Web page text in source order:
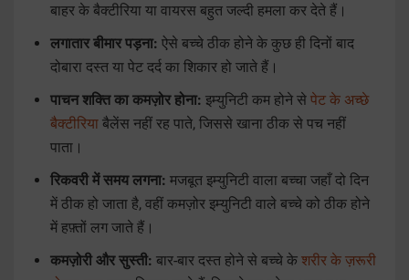
बाहर के बैक्टीरिया या वायरस बहुत जल्दी हमला कर देते हैं।
लगातार बीमार पड़ना: ऐसे बच्चे ठीक होने के कुछ ही दिनों बाद
दोबारा दस्त या पेट दर्द का शिकार हो जाते हैं।
पाचन शक्ति का कमज़ोर होना: इम्युनिटी कम होने से पेट के अच्छे
बैक्टीरिया बैलेंस नहीं रह पाते, जिससे खाना ठीक से पच नहीं
पाता।
रिकवरी में समय लगना: मजबूत इम्युनिटी वाला बच्चा जहाँ दो दिन
में ठीक हो जाता है, वहीं कमज़ोर इम्युनिटी वाले बच्चे को ठीक होने
में हफ़्तों लग जाते हैं।
कमज़ोरी और सुस्ती: बार-बार दस्त होने से बच्चे के शरीर के ज़रूरी